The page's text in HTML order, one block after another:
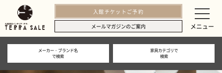
入館チケットご予約
メールマガジンのご案内
メーカー・ブランド名
で検索
家具カテゴリで
検索
メニュー